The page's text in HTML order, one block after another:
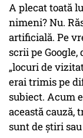
A plecat toată
nimeni? Nu.
artificială. Pe
scrii pe Google,
„locuri de
erai trimis pe
subiect. Acum
această cauză,
sunt de știri